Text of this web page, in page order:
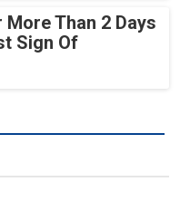
More Than 2 Days
Sign Of